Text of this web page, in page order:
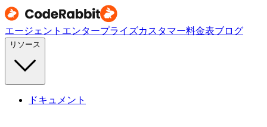
エージェント エンタープライズカスタマー料金表ブログ
リソース
ドキュメント